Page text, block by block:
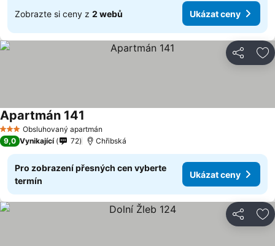
Zobrazte si ceny z 2 webů Ukázat ceny
Sdílet
3 Počet hvězdiček
Obsluhovaný apartmán
Apartmán 141
9,0 Vynikající 72 Chřibská
Pro zobrazení přesných cen vyberte
termín
Ukázat ceny
Sdílet